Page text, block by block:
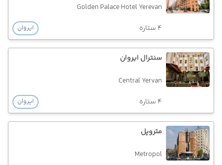
Golden Palace Hotel Yerevan
4 ستاره
ایروان
سنترال ایروان
Central Yervan
4 ستاره
ایروان
متروپل
Metropol